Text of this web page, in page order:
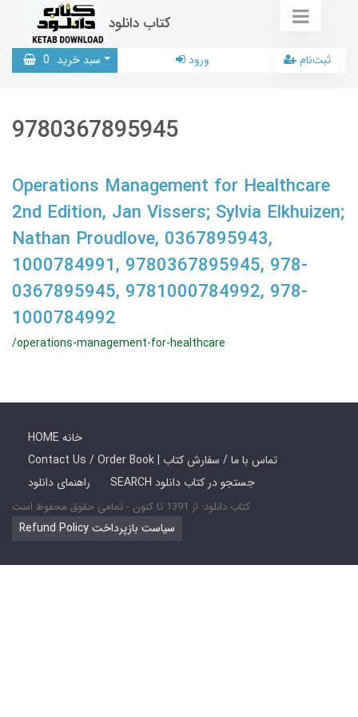
کتاب دانلود
سبد خرید 0 ورود ثبت‌نام
9780367895945
Operations Management for Healthcare
2nd Edition, Jan Vissers; Sylvia Elkhuizen;
Nathan Proudlove, 0367895943,
1000784991, 9780367895945, 978-
0367895945, 9781000784992, 978-
1000784992
/operations-management-for-healthcare
HOME خانه
Contact Us / Order Book | تماس با ما / سفارش کتاب
راهنمای دانلود
SEARCH جستجو در کتاب دانلود
کتاب دانلود: از 1391 تا کنون - تمامی حقوق محفوظ است
Refund Policy سیاست بازپرداخت